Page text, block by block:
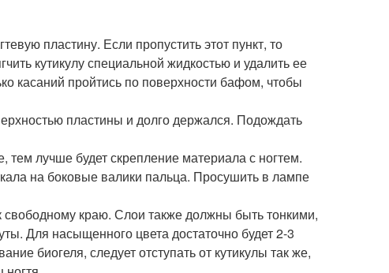
пластину. Если пропустить этот пункт, то
кутикулу специальной жидкостью и удалить ее
касаний пройтись по поверхности бафом, чтобы
пластины и долго держался. Подождать
лучше будет скрепление материала с ногтем.
на боковые валики пальца. Просушить в лампе
свободному краю. Слои также должны быть тонкими,
Для насыщенного цвета достаточно будет 2-3
биогеля, следует отступать от кутикулы так же,